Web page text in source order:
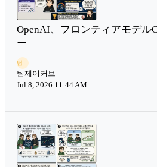
OpenAI、フロンティアモデル
ー
팀
팀제이커브
Jul 8, 2026 11:44 AM